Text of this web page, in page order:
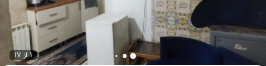
1 از 17